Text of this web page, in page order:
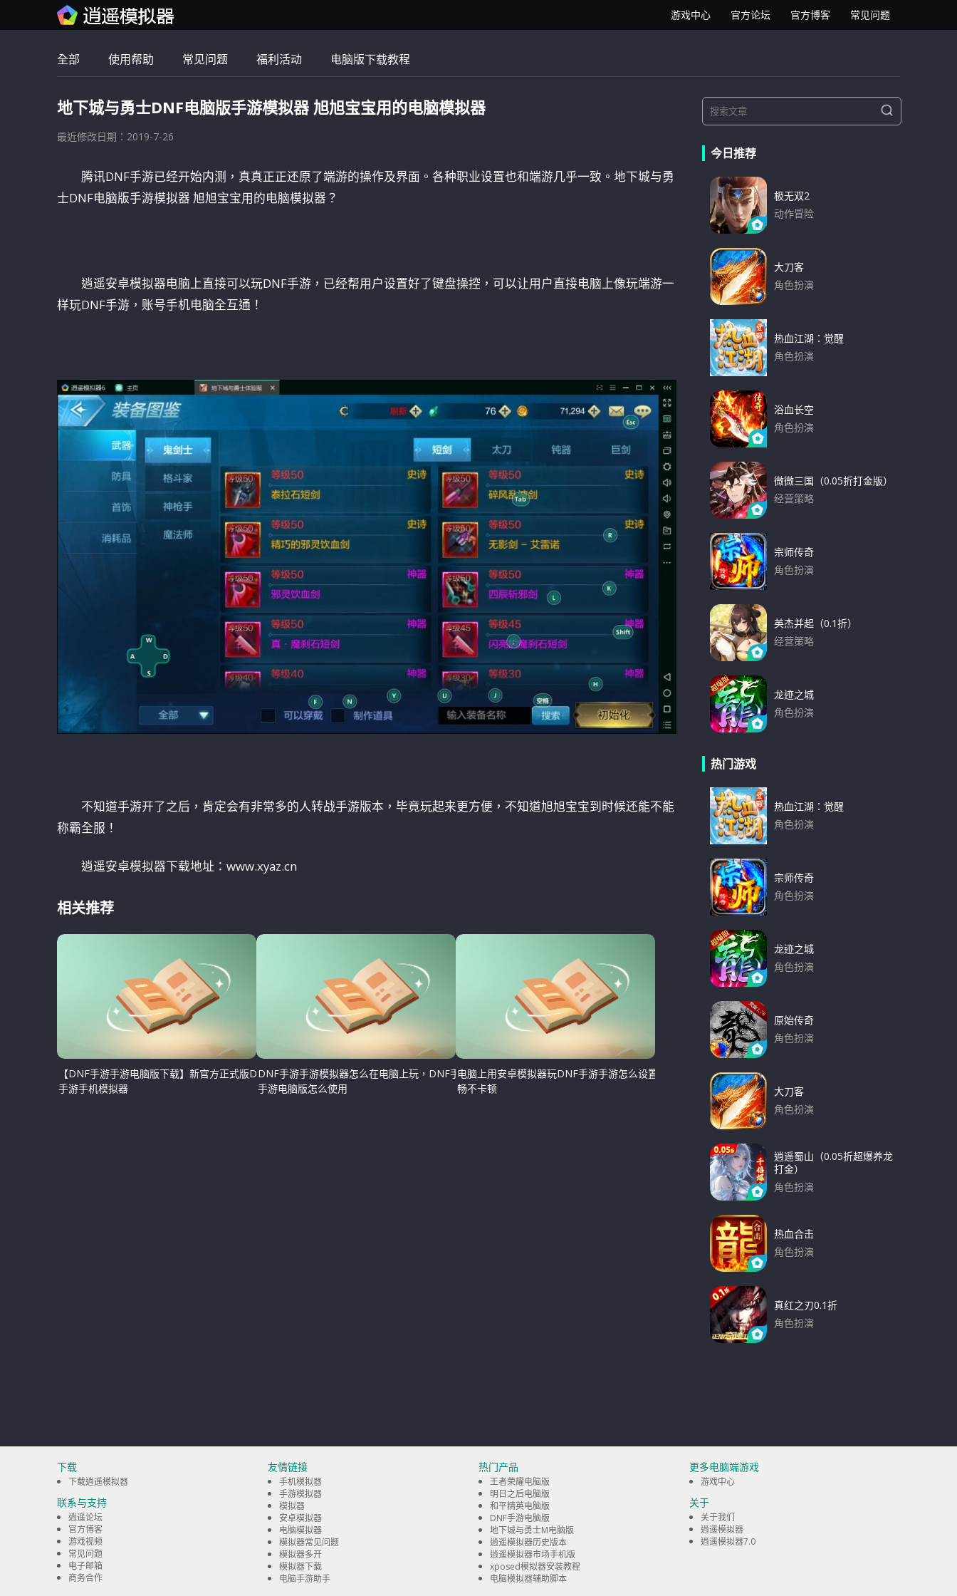
逍遥安卓模拟器 常见问题
官方博客
官方论坛
游戏中心
全部 使用帮助 常见问题 福利活动 电脑版下载教程
地下城与勇士DNF电脑版手游模拟器 旭旭宝宝用的电脑模拟器
最近修改日期：2019-7-26
腾讯DNF手游已经开始内测，真真正正还原了端游的操作及界面。各种职业设置也和端游几乎一致。地下城与勇
士DNF电脑版手游模拟器 旭旭宝宝用的电脑模拟器？
逍遥安卓模拟器电脑上直接可以玩DNF手游，已经帮用户设置好了键盘操控，可以让用户直接电脑上像玩端游一
样玩DNF手游，账号手机电脑全互通！
不知道手游开了之后，肯定会有非常多的人转战手游版本，毕竟玩起来更方便，不知道旭旭宝宝到时候还能不能
称霸全服！
逍遥安卓模拟器下载地址：www.xyaz.cn
相关推荐
【DNF手游手游电脑版下载】新官方正式版DNF
手游手机模拟器
DNF手游手游模拟器怎么在电脑上玩，DNF手游
手游电脑版怎么使用
电脑上用安卓模拟器玩DNF手游手游怎么设置流
畅不卡顿
e
S
e
今日推荐
极无双2
动作冒险
大刀客
角色扮演
热血江湖：觉醒
角色扮演
浴血长空
角色扮演
微微三国（0.05折打金版）
经营策略
宗师传奇
角色扮演
英杰并起（0.1折）
经营策略
龙迹之城
角色扮演
热门游戏
热血江湖：觉醒
角色扮演
宗师传奇
角色扮演
龙迹之城
角色扮演
原始传奇
角色扮演
大刀客
角色扮演
逍遥蜀山（0.05折超爆养龙
打金）
角色扮演
热血合击
角色扮演
真红之刃0.1折
角色扮演
下载
下载逍遥模拟器
联系与支持
逍遥论坛
官方博客
游戏视频
常见问题
电子邮箱
商务合作
友情链接
手机模拟器
手游模拟器
模拟器
安卓模拟器
电脑模拟器
模拟器常见问题
模拟器多开
模拟器下载
电脑手游助手
热门产品
王者荣耀电脑版
明日之后电脑版
和平精英电脑版
DNF手游电脑版
地下城与勇士M电脑版
逍遥模拟器历史版本
逍遥模拟器市场手机版
xposed模拟器安装教程
电脑模拟器辅助脚本
更多电脑端游戏
游戏中心
关于
关于我们
逍遥模拟器
逍遥模拟器7.0